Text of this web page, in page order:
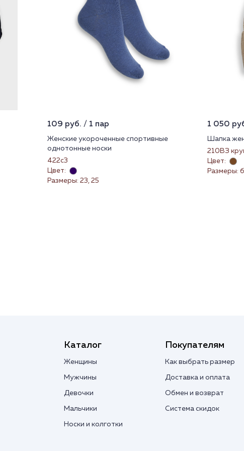
109 руб. / 1 пар
Женские укороченные спортивные
однотонные носки
422с3
Цвет:
Размеры: 23, 25
1 050
Шапка
210ВЗ
Цвет:
Размеры:
Каталог
Женщины
Мужчины
Девочки
Мальчики
Носки и колготки
Покупателям
Как выбрать размер
Доставка и оплата
Обмен и возврат
Система скидок